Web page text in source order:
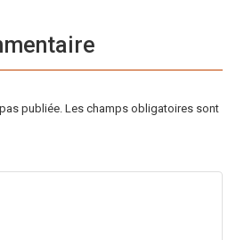
publiée. Les champs obligatoires sont